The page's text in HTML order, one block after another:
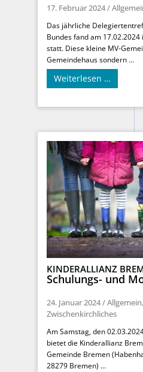
17. Februar 2024/
Das jährliche
Bundes fand am
statt. Diese kleine MV-
Gemeindehaus sondern ...
Weiterlesen …
KINDERALLIANZ
Schulungs- und
24. Januar 2024/Allgemein,
Zwischenkirchliches
Am Samstag, den
bietet die Kinderallianz
Gemeinde Bremen
28279 Bremen) ...